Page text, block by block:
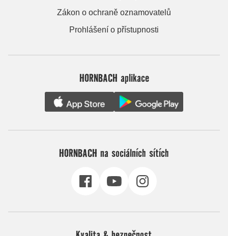
Zákon o ochraně oznamovatelů
Prohlášení o přístupnosti
HORNBACH aplikace
HORNBACH na sociálních sítích